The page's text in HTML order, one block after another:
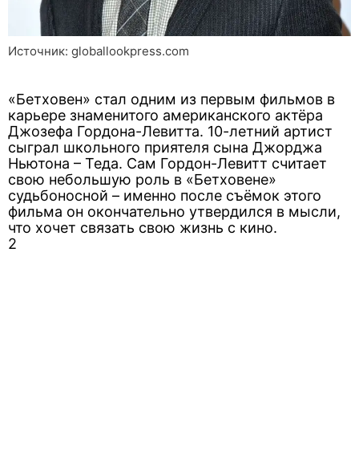
Источник: globallookpress.com
«Бетховен» стал одним из первым фильмов в
карьере знаменитого американского актёра
Джозефа Гордона-Левитта. 10-летний артист
сыграл школьного приятеля сына Джорджа
Ньютона – Теда. Сам Гордон-Левитт считает
свою небольшую роль в «Бетховене»
судьбоносной – именно после съёмок этого
фильма он окончательно утвердился в мысли,
что хочет связать свою жизнь с кино.
2